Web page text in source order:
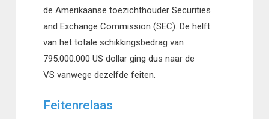
de Amerikaanse toezichthouder Securities
and Exchange Commission (SEC). De helft
van het totale schikkingsbedrag van
795.000.000 US dollar ging dus naar de
VS vanwege dezelfde feiten.
Feitenrelaas